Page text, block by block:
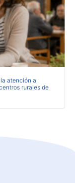
atención a
rurales de